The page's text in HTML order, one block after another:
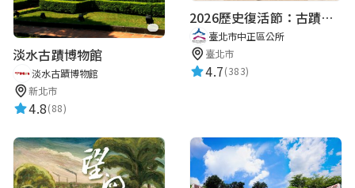
淡水古蹟博物館
淡水古蹟博物館
新北市
4.8(88)
2026歷史復活節：古蹟尋章 | 智慧導覽 × 拾光尋禮
臺北市中正區公所
臺北市
4.7(383)